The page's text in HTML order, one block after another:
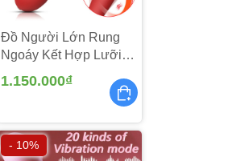
Đồ Người Lớn Rung
Ngoáy Kết Hợp Lưỡi
Liếm 3 in 1 - MX101
1.150.000₫
- 10%